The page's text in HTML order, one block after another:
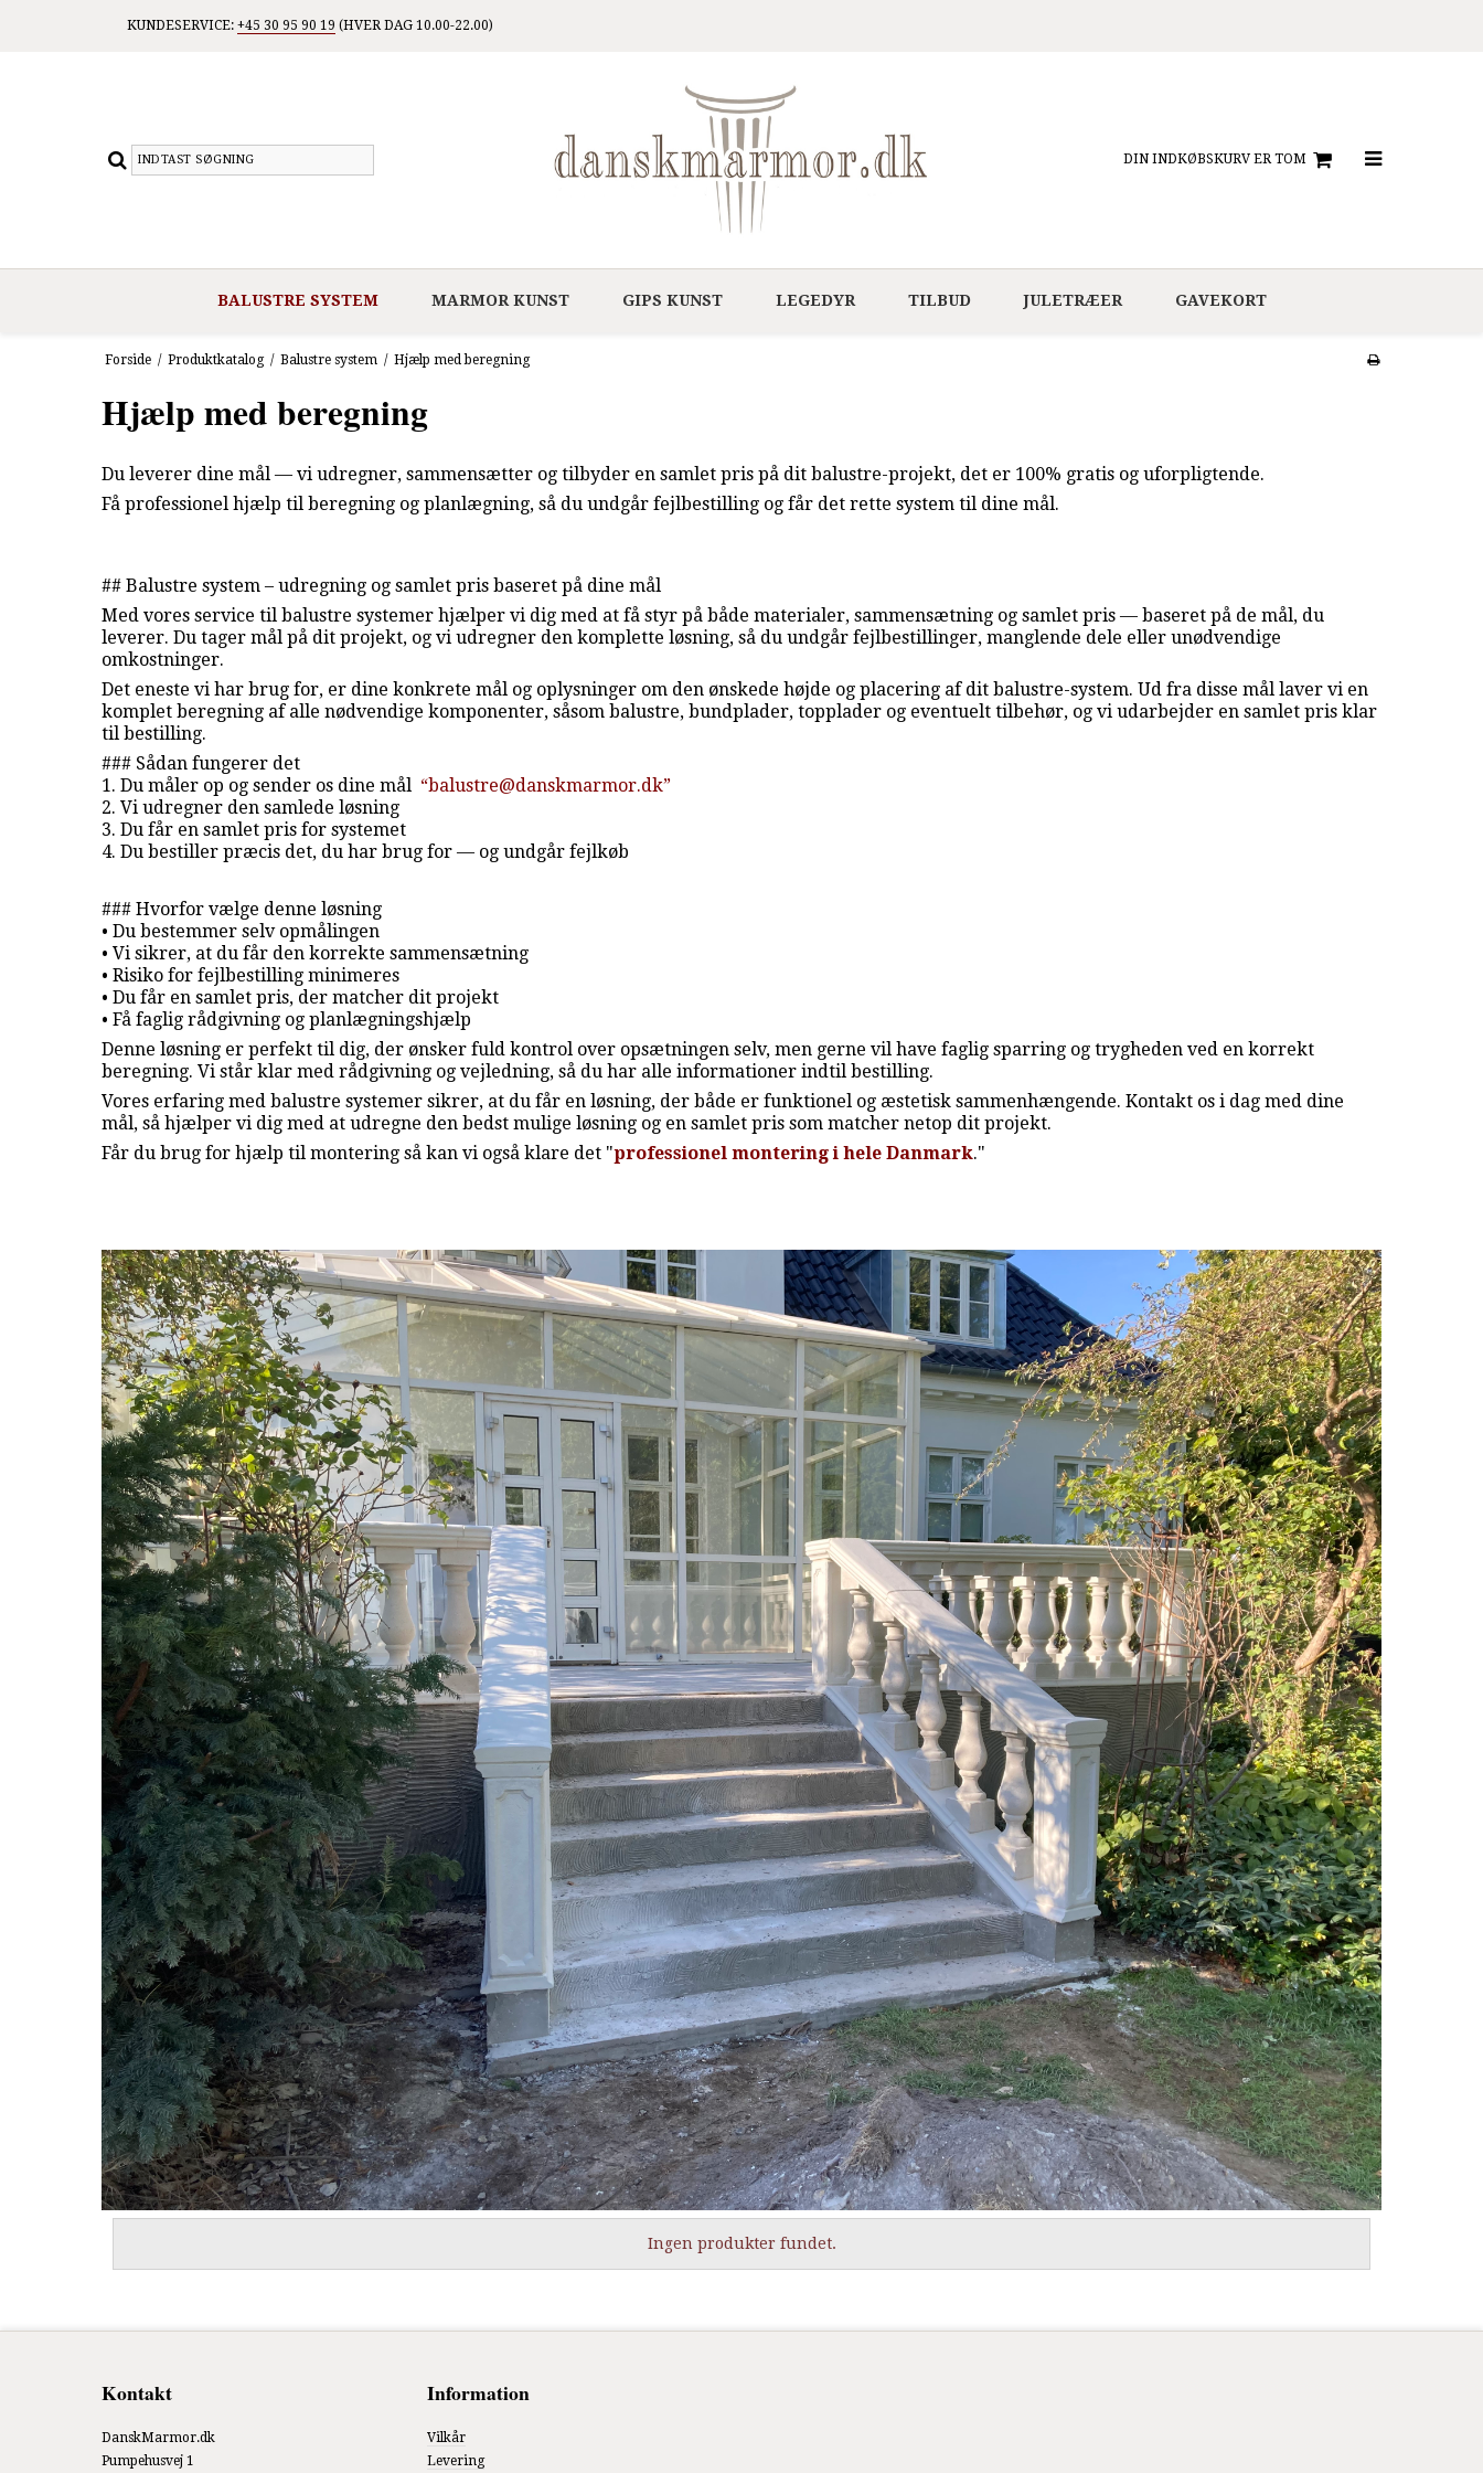
KUNDESERVICE: +45 30 95 90 19 (HVER DAG 10.00-22.00)
DIN INDKØBSKURV ER TOM
BALUSTRE SYSTEM MARMOR KUNST GIPS KUNST LEGEDYR TILBUD JULETRÆER GAVEKORT
Forside / Produktkatalog / Balustre system / Hjælp med beregning
Hjælp med beregning
Du leverer dine mål — vi udregner, sammensætter og tilbyder en samlet pris på dit balustre-projekt, det er 100% gratis og uforpligtende.
Få professionel hjælp til beregning og planlægning, så du undgår fejlbestilling og får det rette system til dine mål.
## Balustre system – udregning og samlet pris baseret på dine mål
Med vores service til balustre systemer hjælper vi dig med at få styr på både materialer, sammensætning og samlet pris — baseret på de mål, du
leverer. Du tager mål på dit projekt, og vi udregner den komplette løsning, så du undgår fejlbestillinger, manglende dele eller unødvendige
omkostninger.
Det eneste vi har brug for, er dine konkrete mål og oplysninger om den ønskede højde og placering af dit balustre-system. Ud fra disse mål laver vi en
komplet beregning af alle nødvendige komponenter, såsom balustre, bundplader, topplader og eventuelt tilbehør, og vi udarbejder en samlet pris klar
til bestilling.
### Sådan fungerer det
1. Du måler op og sender os dine mål “balustre@danskmarmor.dk”
2. Vi udregner den samlede løsning
3. Du får en samlet pris for systemet
4. Du bestiller præcis det, du har brug for — og undgår fejlkøb
### Hvorfor vælge denne løsning
• Du bestemmer selv opmålingen
• Vi sikrer, at du får den korrekte sammensætning
• Risiko for fejlbestilling minimeres
• Du får en samlet pris, der matcher dit projekt
• Få faglig rådgivning og planlægningshjælp
Denne løsning er perfekt til dig, der ønsker fuld kontrol over opsætningen selv, men gerne vil have faglig sparring og trygheden ved en korrekt
beregning. Vi står klar med rådgivning og vejledning, så du har alle informationer indtil bestilling.
Vores erfaring med balustre systemer sikrer, at du får en løsning, der både er funktionel og æstetisk sammenhængende. Kontakt os i dag med dine
mål, så hjælper vi dig med at udregne den bedst mulige løsning og en samlet pris som matcher netop dit projekt.
Får du brug for hjælp til montering så kan vi også klare det "professionel montering i hele Danmark."
Ingen produkter fundet.
Kontakt
DanskMarmor.dk
Pumpehusvej 1
Information
Vilkår
Levering